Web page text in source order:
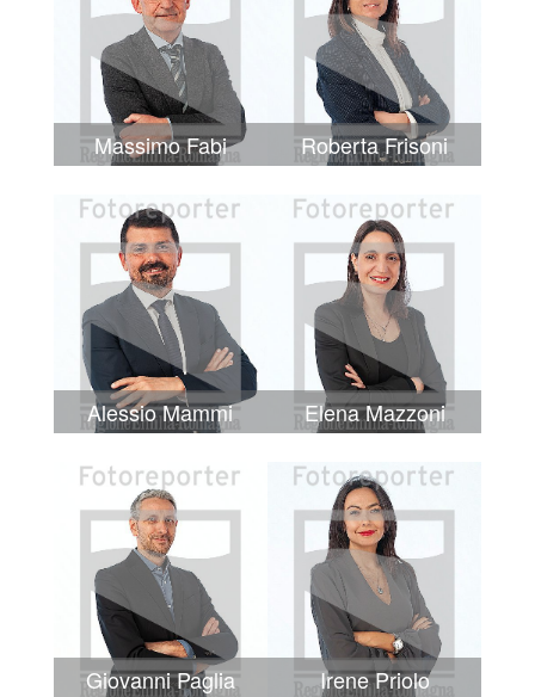
Massimo Fabi Roberta Frisoni
Alessio Mammi Elena Mazzoni
Giovanni Paglia Irene Priolo